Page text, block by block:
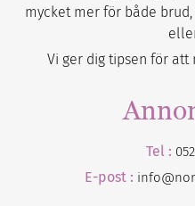
mycket mer för både
Vi ger dig tipsen för
Tel :
E-post :